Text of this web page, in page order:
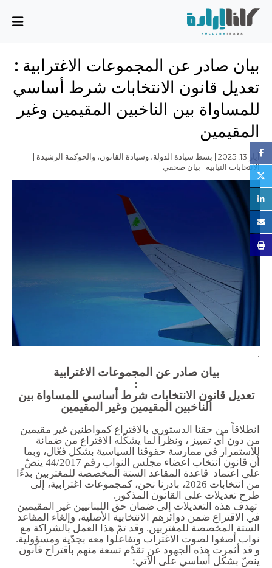
من نحن
المهمة والمخطط
مجلس الإدارة
الفريق التنفيذي
الشركاء
تقرير الأنشطة
أسئلة شائعة
القضايا
بسط سيادة الدولة، وسيادة القانون، والحوكمة الرشيدة
الاقتصاد والمالية العامة
النفط والغاز
استقلالية القضاء وشفافيته
قطاع الطاقة
الصحافة و الإعلام
في الأخبار
أحدث الإصدارات
الملفات الصحفية
إتصل بنا
بيان صادر عن المجموعات الاغترابية :
تعديل قانون الانتخابات شرط أساسي
للمساواة بين الناخبين المقيمين وغير
المقيمين
أيار 13, 2025 | بسط سيادة الدولة، وسيادة القانون، والحوكمة الرشيدة |
الانتخابات النيابية | بيان صحفي
بيان صادر عن المجموعات الاغترابية
:
تعديل قانون الانتخابات شرط أساسي للمساواة بين
الناخبين المقيمين وغير المقيمين
انطلاقاً من حقنا الدستوري بالاقتراع كمواطنين غير مقيمين
من دون أي تمييز ، ونظراً لما يشكّله الاقتراع من ضمانة
للاستمرار في ممارسة حقوقنا السياسية بشكل فعّال، وبما
أن قانون انتخاب اعضاء مجلس النواب رقم 44/2017 ينصّ
على اعتماد قاعدة المقاعد الستة المخصصة للمغتربين بدءًا
من انتخابات 2026، بادرنا نحن، كمجموعات اغترابية، إلى
طرح تعديلات على القانون المذكور.
تهدف هذه التعديلات إلى ضمان حق اللبنانيين غير المقيمين
في الاقتراع ضمن دوائرهم الانتخابية الأصلية، وإلغاء المقاعد
الستة المخصصة للمغتربين. وقد تمّ هذا العمل بالشراكة مع
نواب أصغوا لصوت الاغتراب وتفاعلوا معه بجدّية ومسؤولية.
و قد أثمرت هذه الجهود عن تقدّم تسعة منهم باقتراح قانون
ينصّ بشكل أساسي على الآتي: